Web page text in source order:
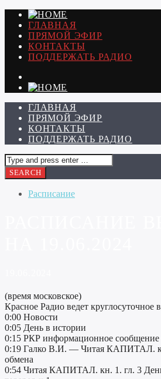
ГЛАВНАЯ
ПРЯМОЙ ЭФИР
КОНТАКТЫ
ПОДДЕРЖАТЬ РАДИО
ГЛАВНАЯ
ПРЯМОЙ ЭФИР
КОНТАКТЫ
ПОДДЕРЖАТЬ РАДИО
Расписание
(время московское)
Красное Радио ведет круглосуточное
0:00 Новости
0:05 День в истории
0:15 РКР информационное сообщение
0:19 Галко В.И. — Читая КАПИТАЛ.
обмена
0:54 Читая КАПИТАЛ. кн. 1. гл. 3